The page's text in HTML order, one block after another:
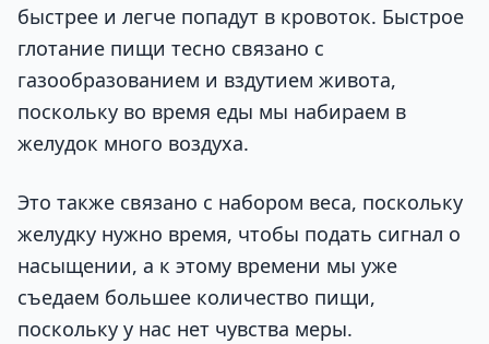
быстрее и легче попадут в кровоток. Быстрое
глотание пищи тесно связано с
газообразованием и вздутием живота,
поскольку во время еды мы набираем в
желудок много воздуха.
Это также связано с набором веса, поскольку
желудку нужно время, чтобы подать сигнал о
насыщении, а к этому времени мы уже
съедаем большее количество пищи,
поскольку у нас нет чувства меры.